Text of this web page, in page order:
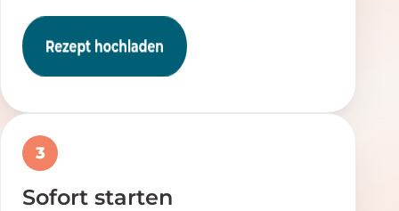
3
Sofort starten